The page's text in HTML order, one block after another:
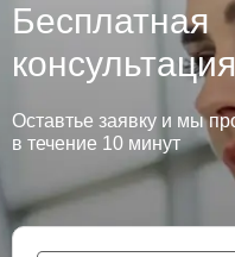
Бесплатная
консультация
Оставтье заявку и мы
в течение 10 минут